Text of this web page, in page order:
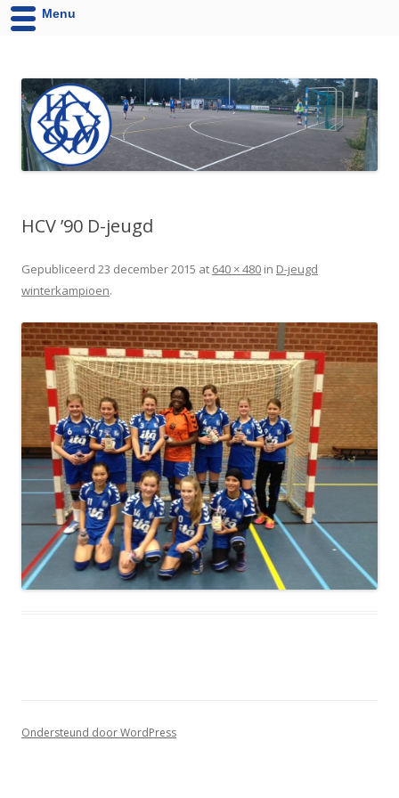
HCV ’90 D-jeugd
Gepubliceerd 23 december 2015 at 640 × 480 in D-jeugd
winterkampioen.
Ondersteund door WordPress
Menu